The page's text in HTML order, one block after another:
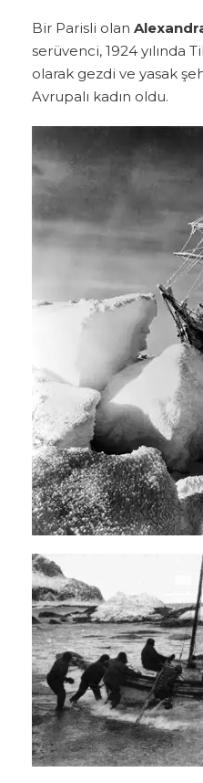
Bir Parisli olan
serüvenci, 1924 yılında
olarak gezdi ve yasak
Avrupalı kadın oldu.